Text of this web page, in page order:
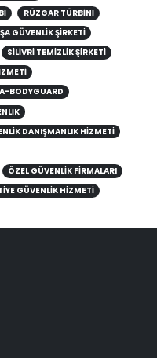
RÜZGAR TÜRBINI
GÜVENLIK ŞIRKETI
SILIVRI TEMIZLIK ŞIRKETI
BODYGUARD
DANIŞMANLIK HIZMETI
ÖZEL GÜVENLIK FIRMALARI
GÜVENLIK HIZMETI